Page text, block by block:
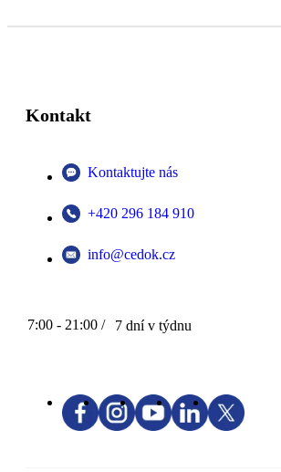
Kontakt
Kontaktujte nás
+420 296 184 910
info@cedok.cz
7:00 - 21:00 / 7 dní v týdnu